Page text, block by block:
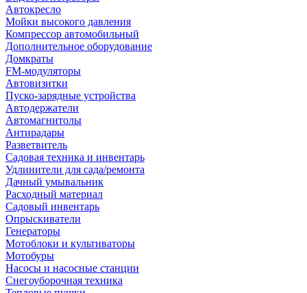
Автокресло
Мойки высокого давления
Компрессор автомобильный
Дополнительное оборудование
Домкраты
FM-модуляторы
Автовизитки
Пуско-зарядные устройства
Автодержатели
Автомагнитолы
Антирадары
Разветвитель
Садовая техника и инвентарь
Удлинители для сада/ремонта
Дачный умывальник
Расходный материал
Садовый инвентарь
Опрыскиватели
Генераторы
Мотоблоки и культиваторы
Мотобуры
Насосы и насосные станции
Снегоуборочная техника